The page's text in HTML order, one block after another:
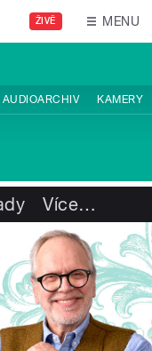
ŽIVĚ MENU
AUDIOARCHIV KAMERY
Více…